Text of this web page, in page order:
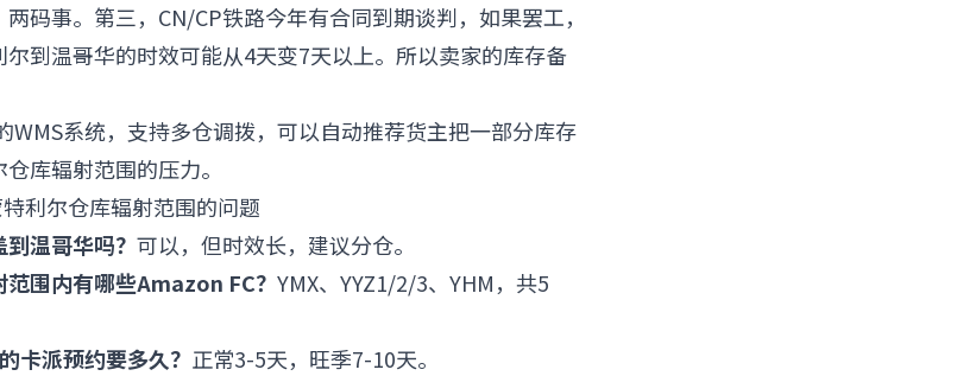
码事。第三，CN/CP铁路今年有合同到期谈判，如果罢工，
到温哥华的时效可能从4天变7天以上。所以卖家的库存备
WMS系统，支持多仓调拨，可以自动推荐货主把一部分库存
库辐射范围的压力。
利尔仓库辐射范围的问题
温哥华吗？ 可以，但时效长，建议分仓。
围内有哪些Amazon FC？ YMX、YYZ1/2/3、YHM，共5
卡派预约要多久？ 正常3-5天，旺季7-10天。